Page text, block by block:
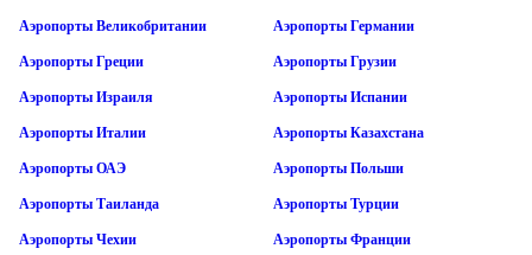
Аэропорты Великобритании Аэропорты Германии
Аэропорты Греции Аэропорты Грузии
Аэропорты Израиля Аэропорты Испании
Аэропорты Италии Аэропорты Казахстана
Аэропорты ОАЭ Аэропорты Польши
Аэропорты Таиланда Аэропорты Турции
Аэропорты Чехии Аэропорты Франции